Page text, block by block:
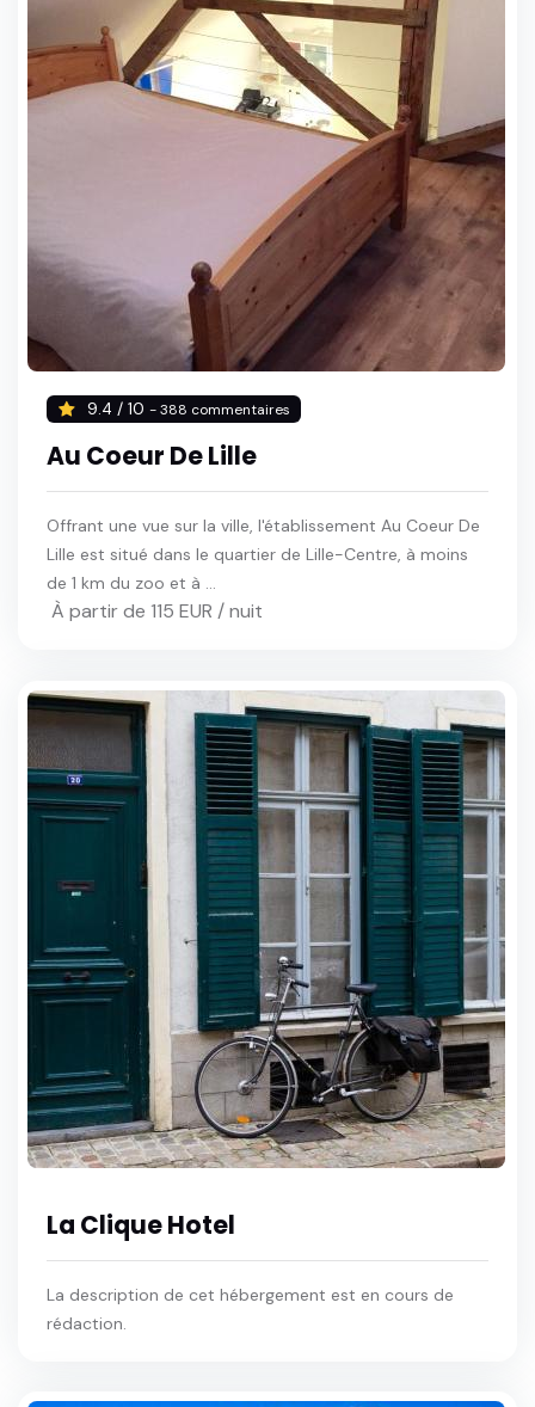
9.4 / 10 - 388 commentaires
Au Coeur De Lille
Offrant une vue sur la ville, l'établissement Au Coeur De
Lille est situé dans le quartier de Lille-Centre, à moins
de 1 km du zoo et à ...
À partir de 115 EUR / nuit
La Clique Hotel
La description de cet hébergement est en cours de
rédaction.